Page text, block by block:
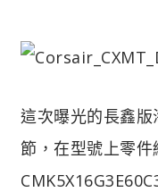
這次曝光的長鑫
節，在型號上零件